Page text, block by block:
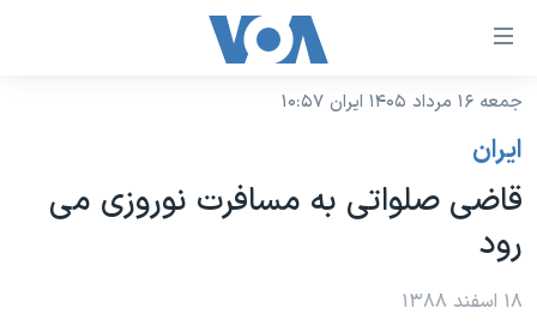
لینکهای
دسترسی
جهش
محتوای
اصلی
به
نسخه سبک وب‌سایت
موضوع ها
ایران
آمریکا
برنامه های تلویزیونی
جدول برنامه ها
جمعه ۱۶ مرداد ۱۴۰۵ ایران ۱۰:۵۷
ايران
قاضی صلواتی به مسافرت نوروزی می
رود
۱۸ اسفند ۱۳۸۸